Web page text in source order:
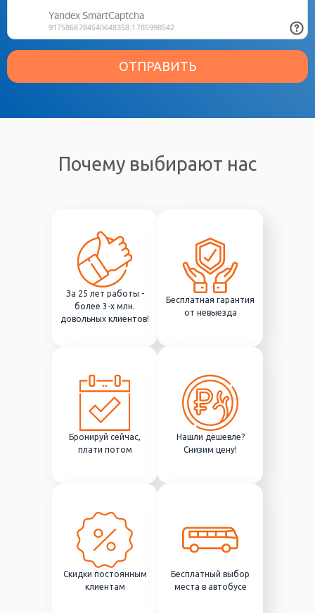
ОТПРАВИТЬ
Почему выбирают нас
За 25 лет работы -
более 3-х млн.
довольных клиентов!
Бесплатная гарантия
от невыезда
Бронируй сейчас,
плати потом
Нашли дешевле?
Снизим цену!
Скидки постоянным
клиентам
Бесплатный выбор
места в автобусе